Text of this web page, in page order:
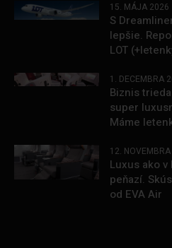
15. MÁJA 2026
S
lepšie.
LOT
1. DECEMBRA
Biznis
super
Máme
12.
Luxus ako
peňazí.
od EVA Air